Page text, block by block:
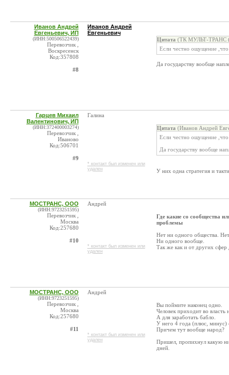
Иванов Андрей
Евгеньевич, ИП
(ИНН:500506522439)
Перевозчик ,
Воскресенск
Код:357808
#8
Иванов Андрей
Евгеньевич
Цитата (ТК МУЛЬТ-ТРАНС
Если честно ощущение ,что
Да государству вообще
Гарцев Михаил
Валентинович, ИП
(ИНН:372400003274)
Перевозчик ,
Иваново
Код:506701
#9
Галина
* контакт был изменен или
удален
Цитата (Иванов Андрей
Если честно ощущение ,что
Да государству вообще
У них одна стратегия и
МОСТРАНС, ООО
(ИНН:9723251595)
Перевозчик ,
Москва
Код:257680
#10
Андрей
* контакт был изменен или
удален
Где какие со сообщества
проблемы
Нет ни одного общества.
Ни одного вообще.
Так же как и от других сфер
МОСТРАНС, ООО
(ИНН:9723251595)
Перевозчик ,
Москва
Код:257680
#11
Андрей
* контакт был изменен или
удален
Вы поймите наконец одно.
Человек приходит во власть
А для заработать бабло.
У него 4 года (плюс, минус)
Причем тут вообще народ?
Пришел, пропихнул какую
дней.